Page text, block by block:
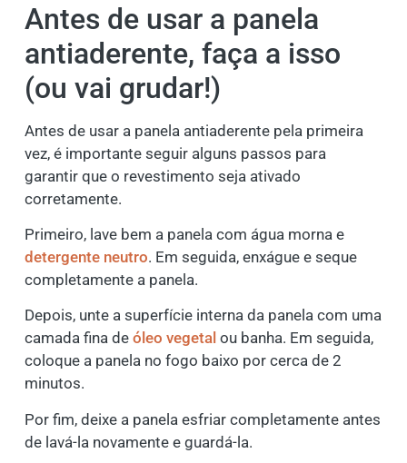
Antes de usar a panela
antiaderente, faça a isso
(ou vai grudar!)
Antes de usar a panela antiaderente pela primeira
vez, é importante seguir alguns passos para
garantir que o revestimento seja ativado
corretamente.
Primeiro, lave bem a panela com água morna e
detergente neutro. Em seguida, enxágue e seque
completamente a panela.
Depois, unte a superfície interna da panela com uma
camada fina de óleo vegetal ou banha. Em seguida,
coloque a panela no fogo baixo por cerca de 2
minutos.
Por fim, deixe a panela esfriar completamente antes
de lavá-la novamente e guardá-la.